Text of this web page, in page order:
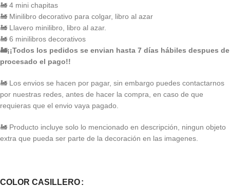
🚂 4 mini chapitas
🚂 Minilibro decorativo para colgar, libro al azar
🚂 Llavero minilibro, libro al azar.
🚂 6 minilibros decorativos
🚂¡¡Todos los pedidos se envian hasta 7 días hábiles despues de
procesado el pago!!
🚂 Los envios se hacen por pagar, sin embargo puedes contactarnos
por nuestras redes, antes de hacer la compra, en caso de que
requieras que el envio vaya pagado.
🚂 Producto incluye solo lo mencionado en descripción, ningun objeto
extra que pueda ser parte de la decoración en las imagenes.
COLOR CASILLERO